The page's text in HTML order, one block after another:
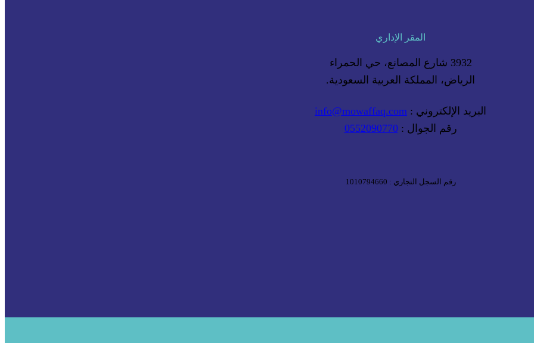
المقر الإداري
3932 شارع المصانع، حي الحمراء
الرياض، المملكة العربية السعودية.
البريد الإلكتروني : info@mowaffaq.com
رقم الجوال :0552090770
رقم السجل التجاري : 1010794660